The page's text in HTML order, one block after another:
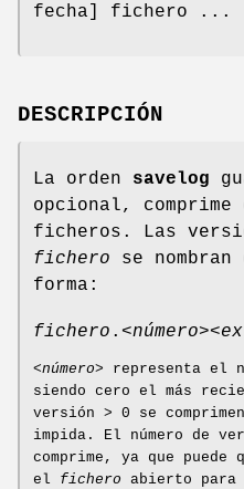
fecha] fichero ...
DESCRIPCIÓN
La orden savelog
opcional,
ficheros. Las
fichero se
forma:
fichero . <número>
<número> representa el
siendo cero el más
versión > 0 se
impida. El número de
comprime, ya que puede
el fichero abierto para